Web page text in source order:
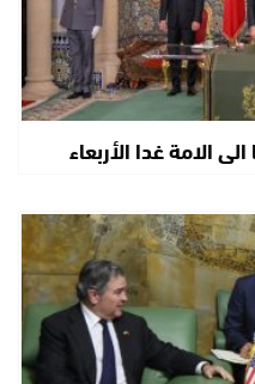
الامة غدا الأربعاء